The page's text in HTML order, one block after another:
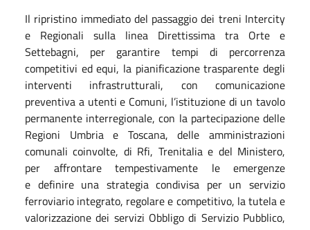
Il ripristino immediato del passaggio dei treni Intercity
e Regionali sulla linea Direttissima tra Orte e
Settebagni, per garantire tempi di percorrenza
competitivi ed equi, la pianificazione trasparente degli
interventi infrastrutturali, con comunicazione
preventiva a utenti e Comuni, l’istituzione di un tavolo
permanente interregionale, con la partecipazione delle
Regioni Umbria e Toscana, delle amministrazioni
comunali coinvolte, di Rfi, Trenitalia e del Ministero,
per affrontare tempestivamente le emergenze
e definire una strategia condivisa per un servizio
ferroviario integrato, regolare e competitivo, la tutela e
valorizzazione dei servizi Obbligo di Servizio Pubblico,